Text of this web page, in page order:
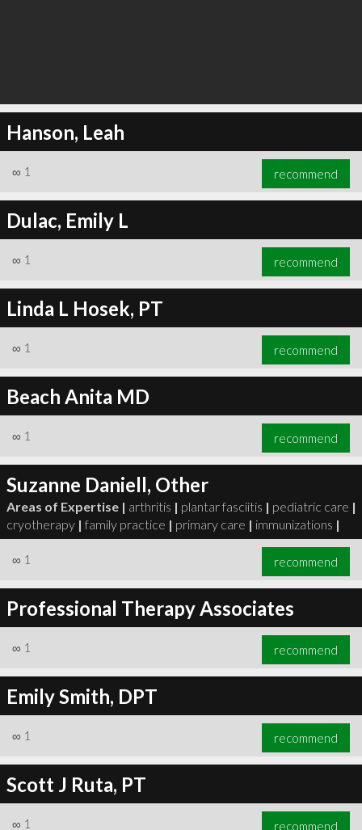
Hanson, Leah
∞ 1 recommend
Dulac, Emily L
∞ 1 recommend
Linda L Hosek, PT
∞ 1 recommend
Beach Anita MD
∞ 1 recommend
Suzanne Daniell, Other
Areas of Expertise | arthritis | plantar fasciitis | pediatric care |
cryotherapy | family practice | primary care | immunizations |
∞ 1 recommend
Professional Therapy Associates
∞ 1 recommend
Emily Smith, DPT
∞ 1 recommend
Scott J Ruta, PT
∞ 1 recommend